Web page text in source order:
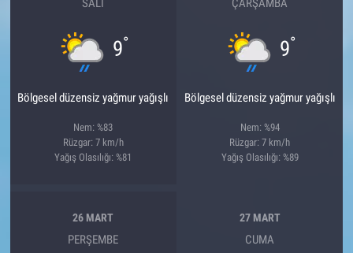
SALI
9°
Bölgesel düzensiz yağmur yağışlı
Nem: %83
Rüzgar: 7 km/h
Yağış Olasılığı: %81
ÇARŞAMBA
9°
Bölgesel düzensiz yağmur yağışlı
Nem: %94
Rüzgar: 7 km/h
Yağış Olasılığı: %89
26 MART
PERŞEMBE
27 MART
CUMA